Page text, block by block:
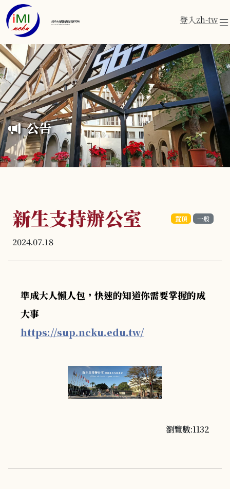
成功大學醫學資訊研究所
Institute of Medical Informatics 登入zh-tw
公告
新生支持辦公室 置頂 一般
2024.07.18
準成大人懶人包，快速的知道你需要掌握的成
大事
https://sup.ncku.edu.tw/
瀏覽數:1132